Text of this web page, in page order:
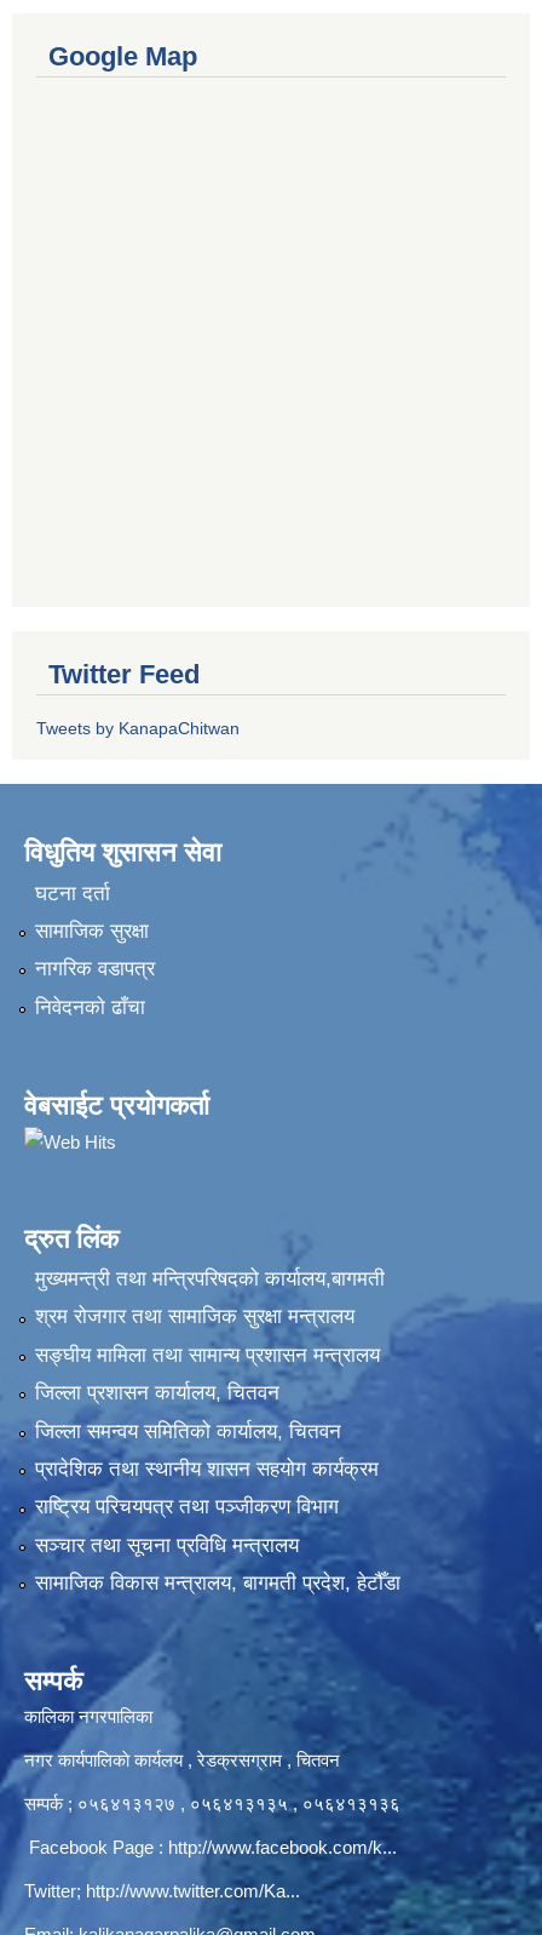
Google Map
Twitter Feed
Tweets by KanapaChitwan
विधुतिय शुसासन सेवा
घटना दर्ता
सामाजिक सुरक्षा
नागरिक वडापत्र
निवेदनकाे ढाँचा
वेबसाईट प्रयोगकर्ता
द्रुत लिंक
मुख्यमन्त्री तथा मन्त्रिपरिषदको कार्यालय,बागमती
श्रम रोजगार तथा सामाजिक सुरक्षा मन्त्रालय
सङ्‍घीय मामिला तथा सामान्य प्रशासन मन्त्रालय
जिल्ला प्रशासन कार्यालय, चितवन
जिल्ला समन्वय समितिको कार्यालय, चितवन
प्रादेशिक तथा स्थानीय शासन सहयोग कार्यक्रम
राष्ट्रिय परिचयपत्र तथा पञ्‍जीकरण विभाग
सञ्‍चार तथा सूचना प्रविधि मन्त्रालय
सामाजिक विकास मन्त्रालय, बागमती प्रदेश, हेटौँडा
सम्पर्क
कालिका नगरपालिका
नगर कार्यपालिकाे कार्यलय‍ , रेडक्रसग्राम , चितवन
सम्पर्क ; ०५६४१३१२७ , ०५६४१३१३५ , ०५६४१३१३६
Facebook Page : http://www.facebook.com/k...
Twitter; http://www.twitter.com/Ka...